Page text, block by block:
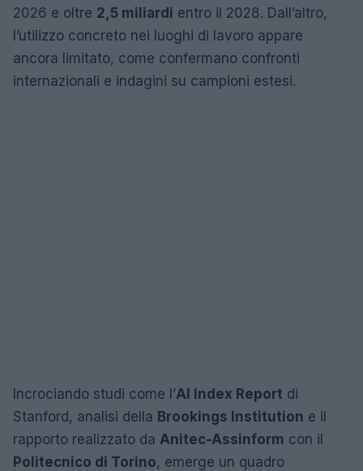
2026 e oltre 2,5 miliardi entro il 2028. Dall’altro,
l’utilizzo concreto nei luoghi di lavoro appare
ancora limitato, come confermano confronti
internazionali e indagini su campioni estesi.
Incrociando studi come l’AI Index Report di
Stanford, analisi della Brookings Institution e il
rapporto realizzato da Anitec-Assinform con il
Politecnico di Torino, emerge un quadro